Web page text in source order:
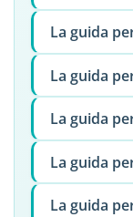
La guida
La guida
La guida
La guida
La guida